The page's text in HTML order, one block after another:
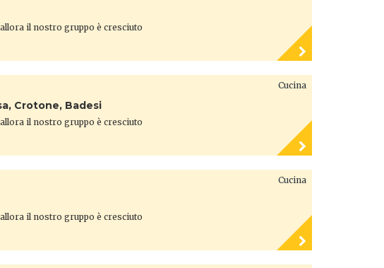
il nostro gruppo è cresciuto
Cucina
Crotone, Badesi
il nostro gruppo è cresciuto
Cucina
il nostro gruppo è cresciuto